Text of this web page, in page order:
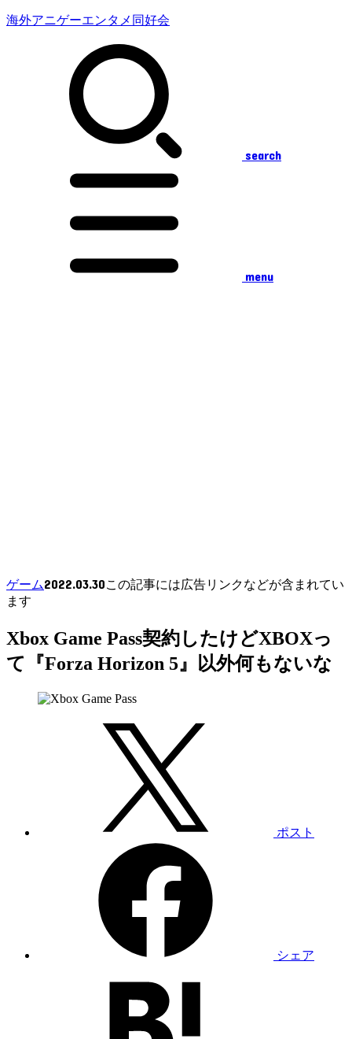
海外アニゲーエンタメ同好会
search
menu
ゲーム2022.03.30この記事には広告リンクなどが含まれてい
ます
Xbox Game Pass契約したけどXBOXっ
て『Forza Horizon 5』以外何もないな
ポスト
シェア